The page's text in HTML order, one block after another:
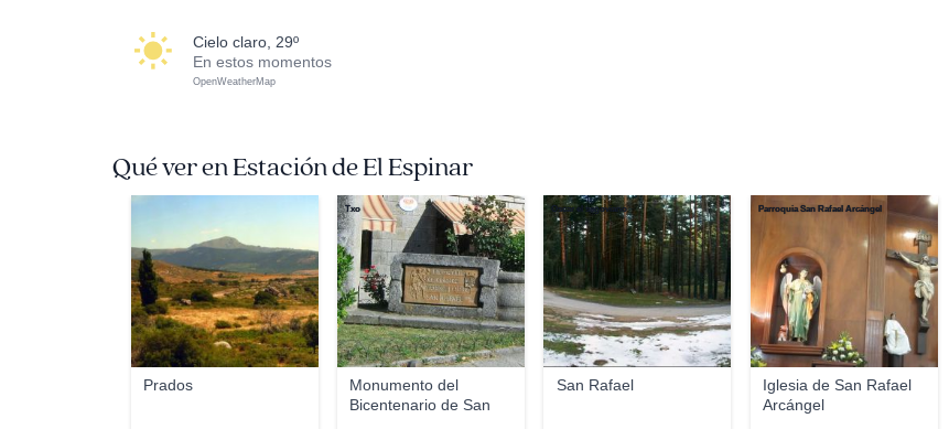
cielo claro, 29º
En estos momentos
OpenWeatherMap
Qué ver en Estación de El Espinar
Prados
Monumento del
Bicentenario de San
Txo
San Rafael
Óscar el segoviano
Iglesia de San Rafael
Arcángel
Parroquia San Rafael Arcángel